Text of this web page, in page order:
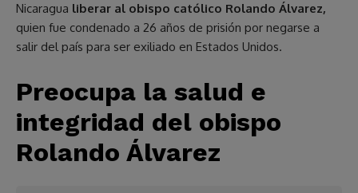
Nicaragua liberar al obispo católico Rolando Álvarez,
quien fue condenado a 26 años de prisión por negarse a
salir del país para ser exiliado en Estados Unidos.
Preocupa la salud e
integridad del obispo
Rolando Álvarez